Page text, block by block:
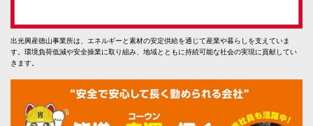
出光興産徳山事業所は、エネルギーと素材の安定供給を通じて産業や暮らしを支えていま
す。環境負荷低減や安全操業に取り組み、地域とともに持続可能な社会の実現に貢献してい
きます。